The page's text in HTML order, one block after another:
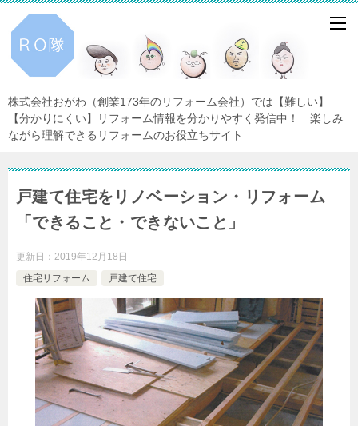
株式会社おがわ（創業173年のリフォーム会社）では【難しい】
【分かりにくい】リフォーム情報を分かりやすく発信中！ 楽しみ
ながら理解できるリフォームのお役立ちサイト
戸建て住宅をリノベーション・リフォーム
「できること・できないこと」
更新日： 2019年12月18日
住宅リフォーム
戸建て住宅